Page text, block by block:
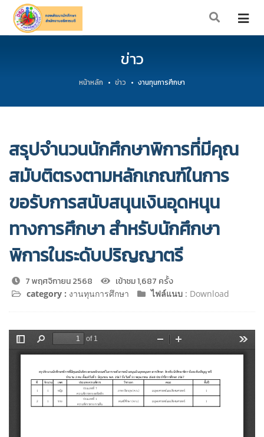
ข่าว
หน้าหลัก ข่าว งานทุนการศึกษา
สรุปจำนวนนักศึกษาพิการที่มีคุณ
สมับติตรงตามหลักเกณฑ์ในการ
ขอรับการสนับสนุนเงินอุดหนุน
ทางการศึกษา สำหรับนักศึกษา
พิการในระดับปริญญาตรี
7 พฤศจิกายน 2568 เข้าชม 1,687 ครั้ง
category : งานทุนการศึกษา ไฟล์แนบ : Download